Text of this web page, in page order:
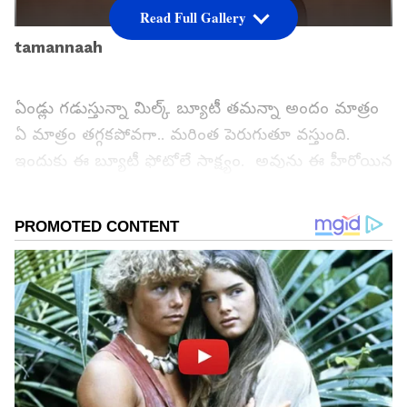
tamannaah
ఏండ్లు గడుస్తున్నా మిల్క్ బ్యూటీ తమన్నా అందం మాత్రం
ఏ మాత్రం తగ్గకపోవగా.. మరింత పెరుగుతూ వస్తుంది.
ఇందుకు ఈ బ్యూటీ ఫోటోలే సాక్ష్యం. అవును ఈ హీరోయిన
అమ్మాయిలాగే కనిపిస్తుంటుంది. అందులోనూ తమన్నా.. లైట్
మేకప్ మాత్రమే వేసుకుంటుందట. ఇది ఆమెను మరింత
అందంగా కనిపించేలా చేస్తుంది.
గూగుల్‌లో ఆసక్తికరమైన సమాచారం కోసం ఏసియానెట్ తెలుగు
ను మీ ఫ్రిఫర్డ్ సోర్స్ గా ఎంచుకోండి
Read Full Gallery